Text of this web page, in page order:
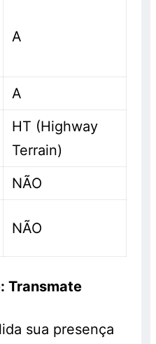
A
A
HT (Highway
Terrain)
NÃO
NÃO
Transmate
sua presença